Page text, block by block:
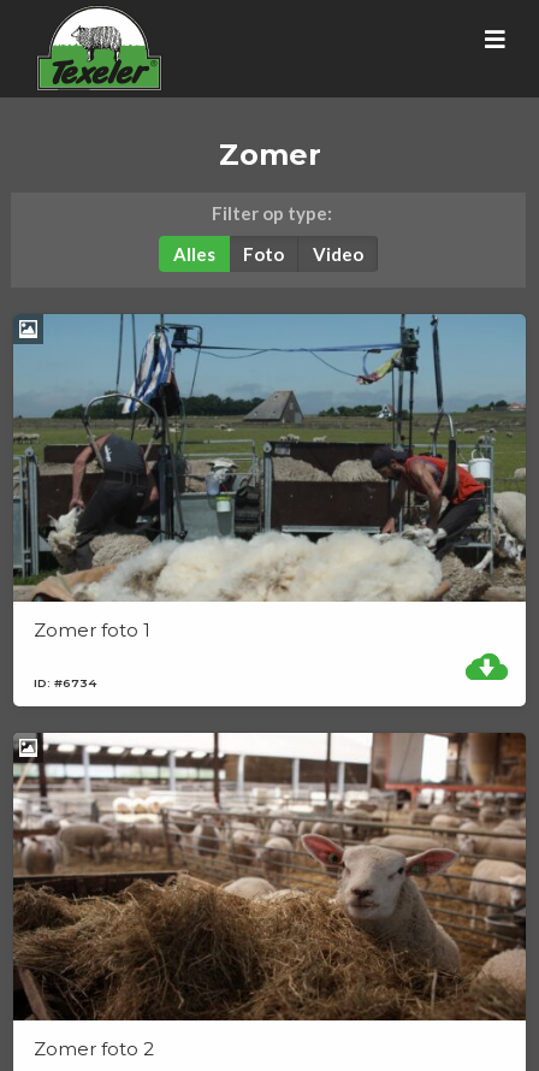
Zomer
Filter op type:
Alles
Foto Video
Zomer foto 1
ID: #6734
Zomer foto 2